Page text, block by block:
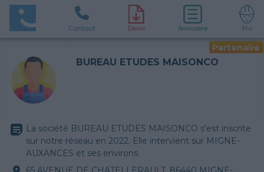
Contact Devis Annuaire Pro
Partenaire
BUREAU ETUDES MAISONCO
La société BUREAU ETUDES MAISONCO s'est inscrite
sur notre réseau en 2022. Elle intervient sur MIGNE-
AUXANCES et ses environs.